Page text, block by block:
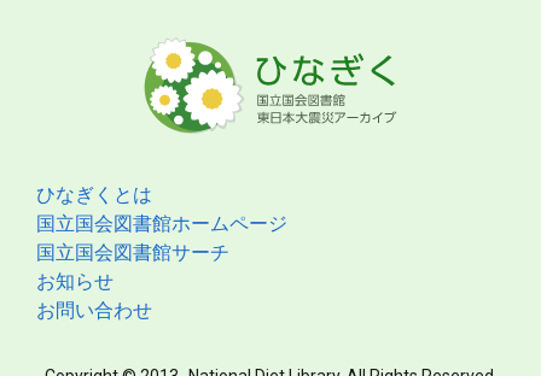
ひなぎくとは
国立国会図書館ホームページ
国立国会図書館サーチ
お知らせ
お問い合わせ